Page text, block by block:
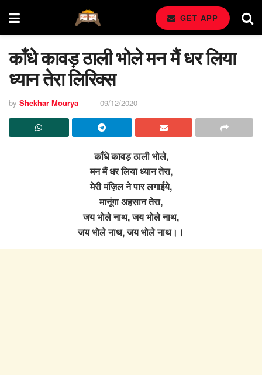
GET APP
काँधे कावड़ ठाली भोले मन मैं धर लिया
ध्यान तेरा लिरिक्स
by Shekhar Mourya 09/12/2020
काँधे कावड़ ठाली भोले,
मन मैं धर लिया ध्यान तेरा,
मेरी मंज़िल ने पार लगाईये,
मानूंगा अहसान तेरा,
जय भोले नाथ, जय भोले नाथ,
जय भोले नाथ, जय भोले नाथ।।